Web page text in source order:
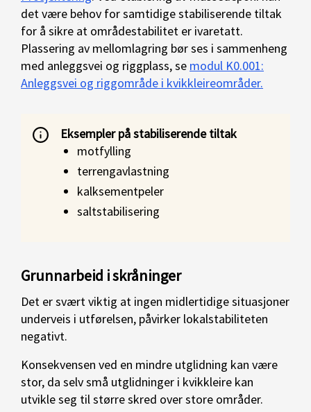
det være behov for samtidige stabiliserende tiltak
for å sikre at områdestabilitet er ivaretatt.
Plassering av mellomlagring bør ses i sammenheng
med anleggsvei og riggplass, se modul K0.001:
Anleggsvei og riggområde i kvikkleireområder.
Eksempler på stabiliserende tiltak
motfylling
terrengavlastning
kalksementpeler
saltstabilisering
Grunnarbeid i skråninger
Det er svært viktig at ingen midlertidige situasjoner
underveis i utførelsen, påvirker lokalstabiliteten
negativt.
Konsekvensen ved en mindre utglidning kan være
stor, da selv små utglidninger i kvikkleire kan
utvikle seg til større skred over store områder.